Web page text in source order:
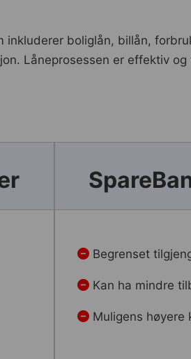
boliglån, billån,
Låneprosessen er effektiv
Begrenset
Kan ha mindre
Muligens